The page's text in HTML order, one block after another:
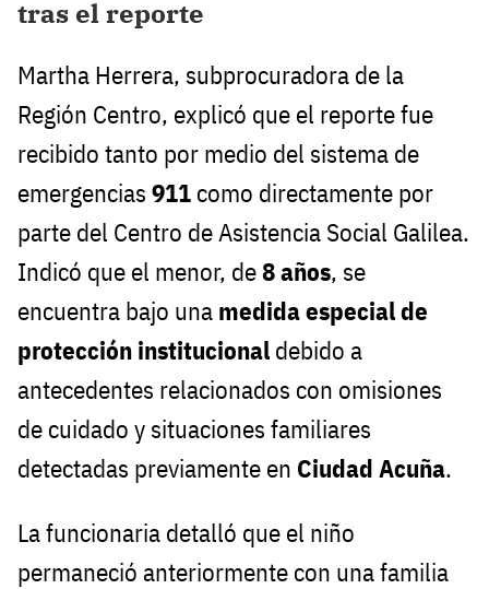
tras el reporte
Martha Herrera, subprocuradora de la
Región Centro, explicó que el reporte fue
recibido tanto por medio del sistema de
emergencias 911 como directamente por
parte del Centro de Asistencia Social Galilea.
Indicó que el menor, de8 años, se
encuentra bajo una medida especial de
protección institucional debido a
antecedentes relacionados con omisiones
de cuidado y situaciones familiares
detectadas previamente en Ciudad Acuña.
La funcionaria detalló que el niño
permaneció anteriormente con una familia